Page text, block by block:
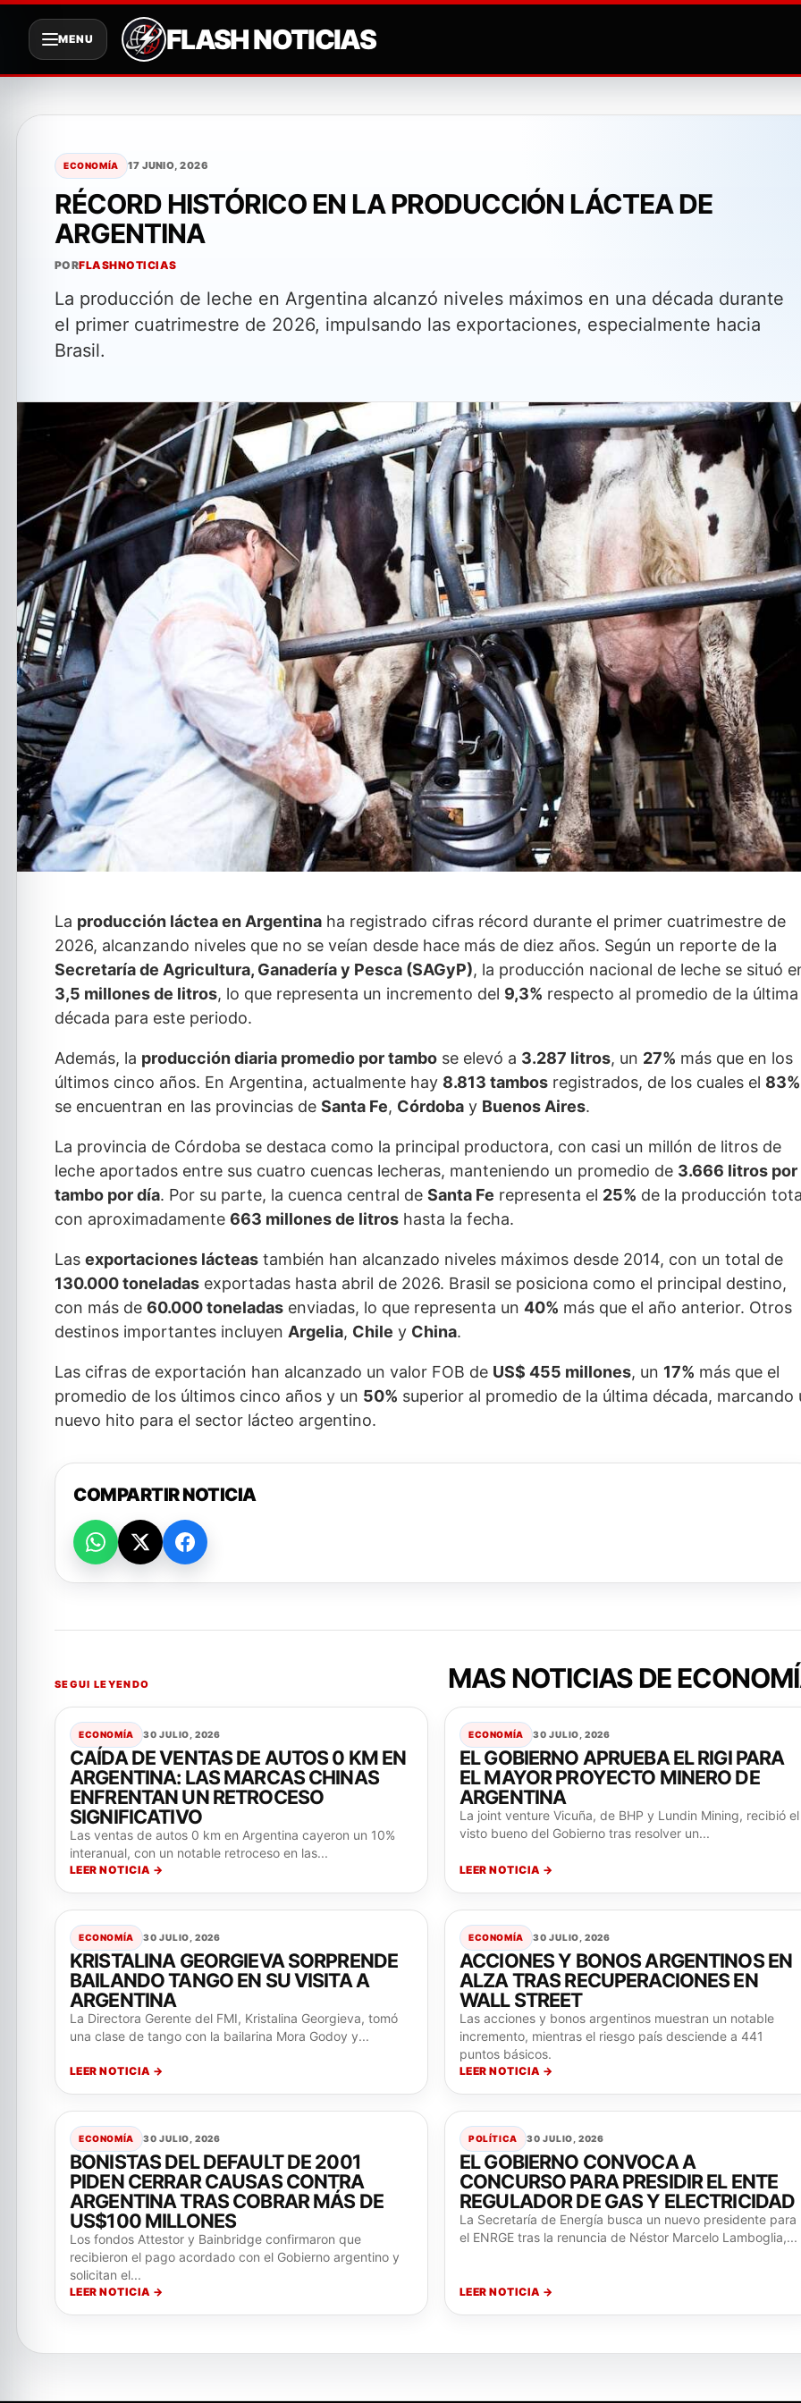
contenido
MENU FLASH NOTICIAS
ECONOMÍA 17 JUNIO, 2026
RÉCORD HISTÓRICO EN LA PRODUCCIÓN LÁCTEA DE
ARGENTINA
PORFLASHNOTICIAS
La producción de leche en Argentina alcanzó niveles máximos en una década durante
el primer cuatrimestre de 2026, impulsando las exportaciones, especialmente hacia
Brasil.
La producción láctea en Argentina ha registrado cifras récord durante el primer cuatrimestre de
2026, alcanzando niveles que no se veían desde hace más de diez años. Según un reporte de la
Secretaría de Agricultura, Ganadería y Pesca (SAGyP), la producción nacional de leche se situó
3,5 millones de litros, lo que representa un incremento del 9,3% respecto al promedio de la última
década para este periodo.
Además, la producción diaria promedio por tambo se elevó a 3.287 litros, un 27% más que en los
últimos cinco años. En Argentina, actualmente hay 8.813 tambos registrados, de los cuales el 83%
se encuentran en las provincias de Santa Fe, Córdoba y Buenos Aires.
La provincia de Córdoba se destaca como la principal productora, con casi un millón de litros de
leche aportados entre sus cuatro cuencas lecheras, manteniendo un promedio de 3.666 litros por
tambo por día. Por su parte, la cuenca central de Santa Fe representa el 25% de la producción
con aproximadamente 663 millones de litros hasta la fecha.
Las exportaciones lácteas también han alcanzado niveles máximos desde 2014, con un total de
130.000 toneladas exportadas hasta abril de 2026. Brasil se posiciona como el principal destino,
con más de 60.000 toneladas enviadas, lo que representa un 40% más que el año anterior. Otros
destinos importantes incluyen Argelia, Chile y China.
Las cifras de exportación han alcanzado un valor FOB de US$ 455 millones, un 17% más que el
promedio de los últimos cinco años y un 50% superior al promedio de la última década, marcando
nuevo hito para el sector lácteo argentino.
COMPARTIR NOTICIA
SEGUI LEYENDO MAS NOTICIAS DE
ECONOMÍA 30 JULIO, 2026
CAÍDA DE VENTAS DE AUTOS 0 KM EN
ARGENTINA: LAS MARCAS CHINAS
ENFRENTAN UN RETROCESO
SIGNIFICATIVO
Las ventas de autos 0 km en Argentina cayeron un 10%
interanual, con un notable retroceso en las...
LEER NOTICIA →
ECONOMÍA 30 JULIO, 2026
EL GOBIERNO APRUEBA EL RIGI PARA
EL MAYOR PROYECTO MINERO DE
ARGENTINA
La joint venture Vicuña, de BHP y Lundin Mining, recibió el
visto bueno del Gobierno tras resolver un...
LEER NOTICIA →
ECONOMÍA 30 JULIO, 2026
KRISTALINA GEORGIEVA SORPRENDE
BAILANDO TANGO EN SU VISITA A
ARGENTINA
La Directora Gerente del FMI, Kristalina Georgieva, tomó
una clase de tango con la bailarina Mora Godoy y...
LEER NOTICIA →
ECONOMÍA 30 JULIO, 2026
ACCIONES Y BONOS ARGENTINOS EN
ALZA TRAS RECUPERACIONES EN
WALL STREET
Las acciones y bonos argentinos muestran un notable
incremento, mientras el riesgo país desciende a 441
puntos básicos.
LEER NOTICIA →
ECONOMÍA 30 JULIO, 2026
BONISTAS DEL DEFAULT DE 2001
PIDEN CERRAR CAUSAS CONTRA
ARGENTINA TRAS COBRAR MÁS DE
US$100 MILLONES
Los fondos Attestor y Bainbridge confirmaron que
recibieron el pago acordado con el Gobierno argentino y
solicitan el...
LEER NOTICIA →
POLÍTICA 30 JULIO, 2026
EL GOBIERNO CONVOCA A
CONCURSO PARA PRESIDIR EL ENTE
REGULADOR DE GAS Y ELECTRICIDAD
La Secretaría de Energía busca un nuevo presidente para
el ENRGE tras la renuncia de Néstor Marcelo Lamboglia,...
LEER NOTICIA →